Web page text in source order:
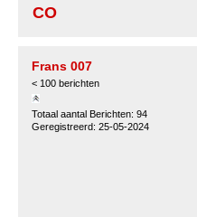
CO
Frans 007
< 100 berichten
Totaal aantal Berichten: 94
Geregistreerd: 25-05-2024